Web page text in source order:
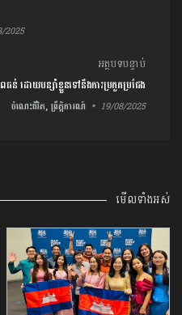
2025
អត្ថបទបន្ទាប់
ធន់ ដោយ​បន្សាំ​ខ្លួន​ទៅ​នឹង​ការ​ប្រកួតប្រជែង​
ចំណេះជីវិត, ព្រឹត្តិការណ៍ 19/08/2025
មើលទាំងអស់